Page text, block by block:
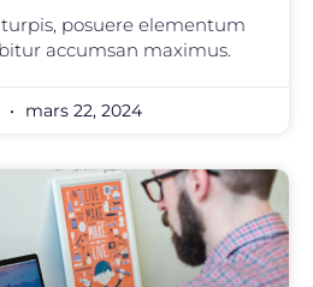
posuere elementum
accumsan maximus.
mars 22, 2024